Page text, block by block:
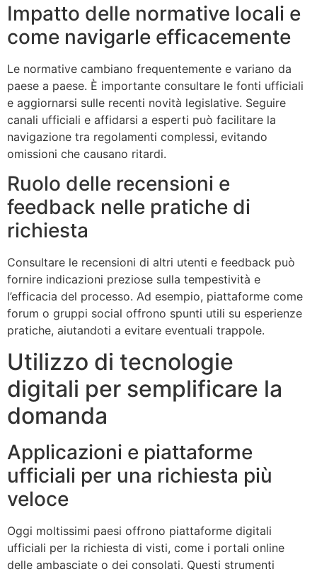
Impatto delle normative locali e
come navigarle efficacemente
Le normative cambiano frequentemente e variano da
paese a paese. È importante consultare le fonti ufficiali
e aggiornarsi sulle recenti novità legislative. Seguire
canali ufficiali e affidarsi a esperti può facilitare la
navigazione tra regolamenti complessi, evitando
omissioni che causano ritardi.
Ruolo delle recensioni e
feedback nelle pratiche di
richiesta
Consultare le recensioni di altri utenti e feedback può
fornire indicazioni preziose sulla tempestività e
l’efficacia del processo. Ad esempio, piattaforme come
forum o gruppi social offrono spunti utili su esperienze
pratiche, aiutandoti a evitare eventuali trappole.
Utilizzo di tecnologie
digitali per semplificare la
domanda
Applicazioni e piattaforme
ufficiali per una richiesta più
veloce
Oggi moltissimi paesi offrono piattaforme digitali
ufficiali per la richiesta di visti, come i portali online
delle ambasciate o dei consolati. Questi strumenti